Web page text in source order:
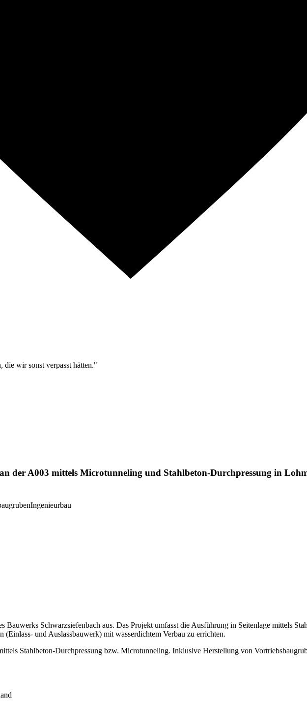
die wir sonst verpasst hätten."
der A003 mittels Microtunneling und Stahlbeton-Durchpressung in
Ingenieurbau
Bauwerks Schwarzsiefenbach aus. Das Projekt umfasst die Ausführung in Seitenlage mittels
und Auslassbauwerk) mit wasserdichtem Verbau zu errichten.
Stahlbeton-Durchpressung bzw. Microtunneling. Inklusive Herstellung von